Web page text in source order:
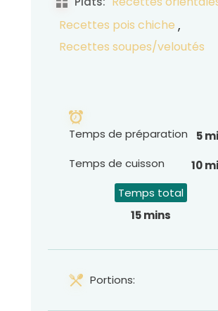
Recettes pois chiche ,
Recettes soupes/veloutés
Temps de préparation
5
Temps de cuisson
10
Temps total
15 mins
Portions: